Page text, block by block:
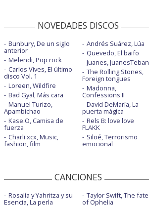
NOVEDADES DISCOS
Bunbury, De un siglo
anterior
Melendi, Pop rock
Carlos Vives, El último
disco Vol. 1
Loreen, Wildfire
Bad Gyal, Más cara
Manuel Turizo,
Apambichao
Kase.O, Camisa de
fuerza
Charli xcx, Music,
fashion, film
Andrés Suárez, Lúa
Quevedo, El baifo
Juanes, JuanesTeban
The Rolling Stones,
Foreign tongues
Madonna,
Confessions II
David DeMaría, La
puerta mágica
Rels B: love love
FLAKK
Siloé, Terrorismo
emocional
CANCIONES
Rosalía y Yahritza y su
Esencia, La perla
Taylor Swift, The fate
of Ophelia